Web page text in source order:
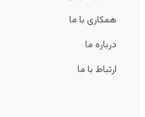
همکاری با ما
درباره ما
ارتباط با ما